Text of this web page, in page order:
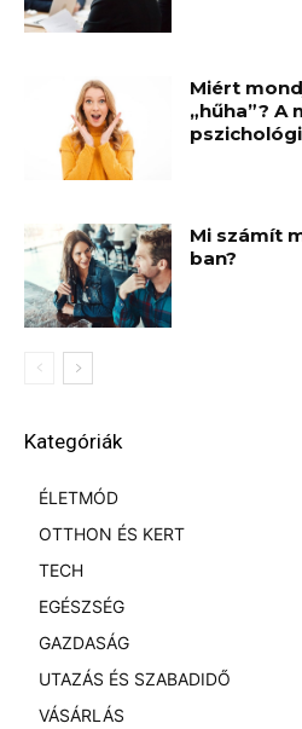
Miért
„hűha”? A
Mi számít
ban?
Kategóriák
ÉLETMÓD
OTTHON ÉS KERT
TECH
EGÉSZSÉG
GAZDASÁG
UTAZÁS ÉS SZABADIDŐ
VÁSÁRLÁS